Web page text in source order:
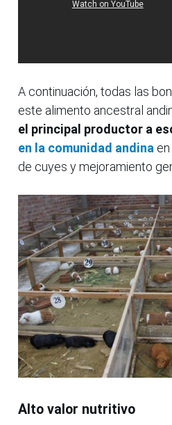
A continuación, todas las
este alimento ancestral
el principal productor a
en la comunidad andina
de cuyes y mejoramiento
Alto valor nutritivo